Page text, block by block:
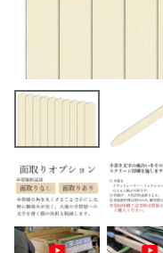
会員メニュー
ご利用ガイド